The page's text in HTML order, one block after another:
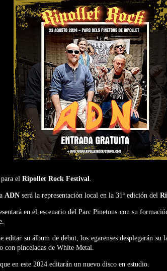
el Ripollet Rock Festival.
ADN será la representación local en la 31ª edición del
en el escenario del Parc Pinetons con su
editar su álbum de debut, los egarenses desplegarán
con pinceladas de White Metal.
en este 2024 editarán un nuevo disco en estudio.